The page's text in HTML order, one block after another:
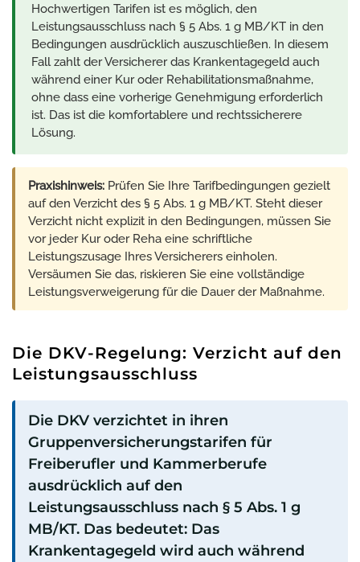
Hochwertigen Tarifen ist es möglich, den
Leistungsausschluss nach § 5 Abs. 1 g MB/KT in den
Bedingungen ausdrücklich auszuschließen. In diesem
Fall zahlt der Versicherer das Krankentagegeld auch
während einer Kur oder Rehabilitationsmaßnahme,
ohne dass eine vorherige Genehmigung erforderlich
ist. Das ist die komfortablere und rechtssicherere
Lösung.
Praxishinweis: Prüfen Sie Ihre Tarifbedingungen gezielt
auf den Verzicht des § 5 Abs. 1 g MB/KT. Steht dieser
Verzicht nicht explizit in den Bedingungen, müssen Sie
vor jeder Kur oder Reha eine schriftliche
Leistungszusage Ihres Versicherers einholen.
Versäumen Sie das, riskieren Sie eine vollständige
Leistungsverweigerung für die Dauer der Maßnahme.
Die DKV-Regelung: Verzicht auf den
Leistungsausschluss
Die DKV verzichtet in ihren
Gruppenversicherungstarifen für
Freiberufler und Kammerberufe
ausdrücklich auf den
Leistungsausschluss nach § 5 Abs. 1 g
MB/KT. Das bedeutet: Das
Krankentagegeld wird auch während